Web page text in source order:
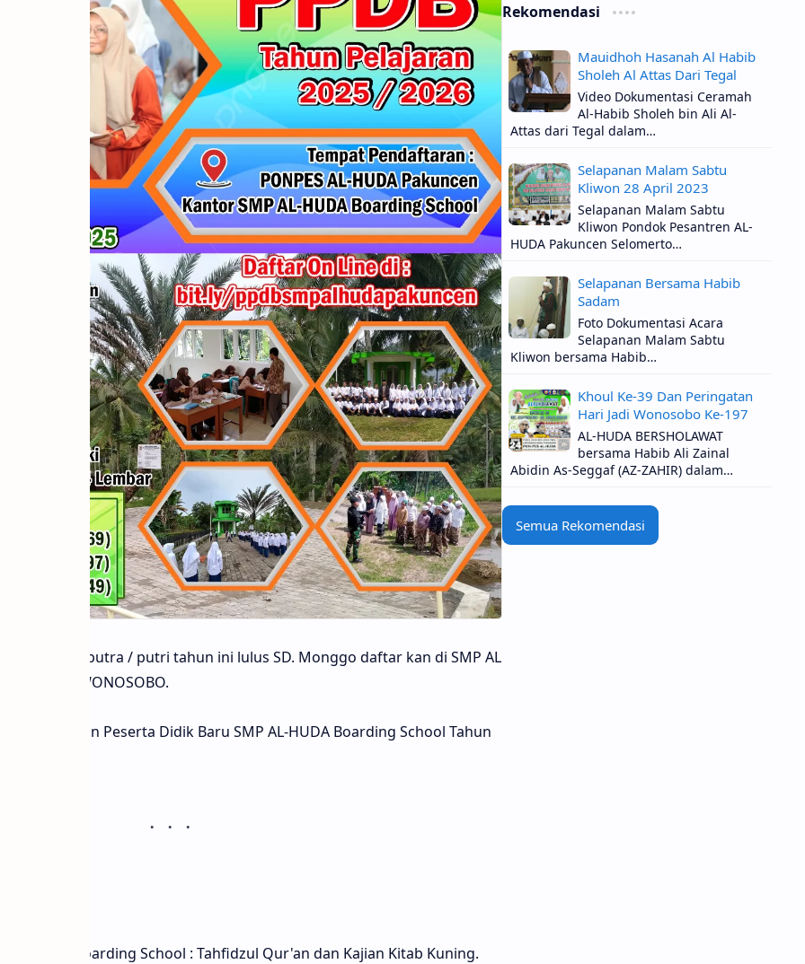
mempunyai putra / putri tahun ini lulus SD. Monggo daftar kan di SMP AL
WONOSOBO.
Penerimaan Peserta Didik Baru SMP AL-HUDA Boarding School Tahun
AL-HUDA Boarding School : Tahfidzul Qur'an dan Kajian Kitab Kuning.
Rekomendasi
Mauidhoh Hasanah Al Habib
Sholeh Al Attas Dari Tegal
Video Dokumentasi Ceramah
Al-Habib Sholeh bin Ali Al-
Attas dari Tegal dalam…
Selapanan Malam Sabtu
Kliwon 28 April 2023
Selapanan Malam Sabtu
Kliwon Pondok Pesantren AL-
HUDA Pakuncen Selomerto…
Selapanan Bersama Habib
Sadam
Foto Dokumentasi Acara
Selapanan Malam Sabtu
Kliwon bersama Habib…
Khoul Ke-39 Dan Peringatan
Hari Jadi Wonosobo Ke-197
AL-HUDA BERSHOLAWAT
bersama Habib Ali Zainal
Abidin As-Seggaf (AZ-ZAHIR) dalam…
Semua Rekomendasi